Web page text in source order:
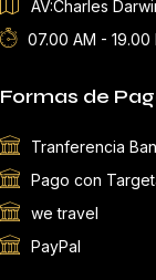
AV:Charles
07.00 AM - 19.00
Formas de
Tranferencia
Pago con
we travel
PayPal